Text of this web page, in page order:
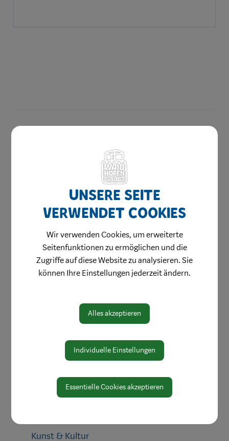
Herzlich willkommen
Bauen & Wohnen
Kinderbetreuung
Schule & Bildung
Heiraten in Waidhofen
Gesundheit & Soziales
Umwelt & Energie
Sport & Freizeit
Kinder & Jugend
Kunst & Kultur
Unsere Seite
verwendet Cookies
Wir verwenden Cookies, um erweiterte
Seitenfunktionen zu ermöglichen und die
Zugriffe auf diese Website zu analysieren. Sie
können Ihre Einstellungen jederzeit ändern.
Alles akzeptieren
Individuelle Einstellungen
Essentielle Cookies akzeptieren